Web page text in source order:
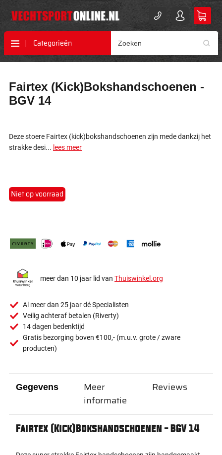
Categorieën
naar
het
einde
afbeeldingen-
gallerij
naar
het
begin
afbeeldingen-
gallerij
Fairtex (Kick)Bokshandschoenen -
BGV 14
Deze stoere Fairtex (kick)bokshandschoenen zijn mede dankzij het
strakke desi... lees meer
Niet op voorraad
meer dan 10 jaar lid van Thuiswinkel.org
Al meer dan 25 jaar dé Specialisten
Veilig achteraf betalen (Riverty)
14 dagen bedenktijd
Gratis bezorging boven €100,- (m.u.v. grote / zware
producten)
Gegevens
Fairtex (Kick)Bokshandschoenen - BGV 14
Meer
informatie
Reviews